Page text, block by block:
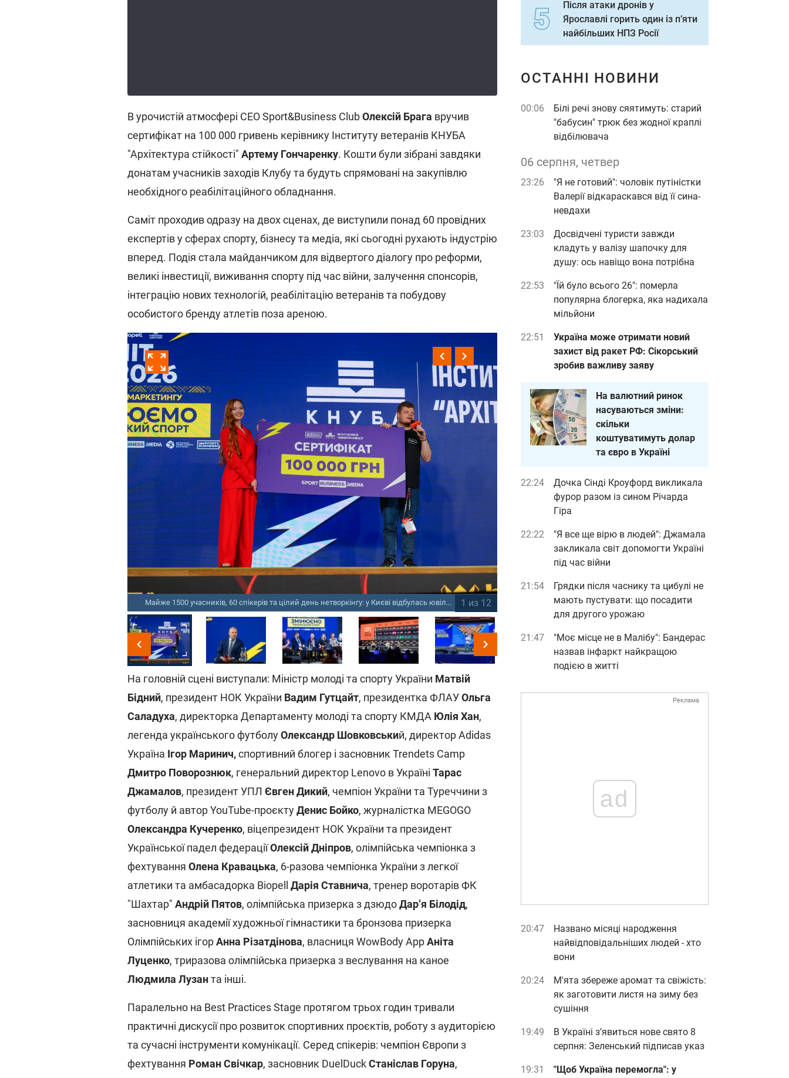
В урочистій атмосфері CEO Sport&Business ClubОлексій Брага вручив
сертифікат на 100 000 гривень керівнику Інституту ветеранів КНУБА
"Архітектура стійкості" Артему Гончаренку. Кошти були зібрані завдяки
донатам учасників заходів Клубу та будуть спрямовані на закупівлю
необхідного реабілітаційного обладнання.
Саміт проходив одразу на двох сценах, де виступили понад 60 провідних
експертів у сферах спорту, бізнесу та медіа, які сьогодні рухають індустрію
вперед. Подія стала майданчиком для відвертого діалогу про реформи,
великі інвестиції, виживання спорту під час війни, залучення спонсорів,
інтеграцію нових технологій, реабілітацію ветеранів та побудову
особистого бренду атлетів поза ареною.
Майже 1500 учасників, 60 спікерів та цілий день нетворкінгу: у Києві відбулась ювілейна конференція зі спортивного маркетингу SBC Summit Ukraine 2026 1 из 12
На головній сцені виступали: Міністр молоді та спорту України Матвій
Бідний, президент НОК України Вадим Гутцайт, президентка ФЛАУОльга
Саладуха, директорка Департаменту молоді та спорту КМДА Юлія Хан,
легенда українського футболуОлександр Шовковський, директор Adidas
Україна Ігор Маринич,спортивний блогер і засновник Trendets Camp
Дмитро Поворознюк, генеральний директор Lenovo в Україні Тарас
Джамалов, президент УПЛ Євген Дикий, чемпіон України та Туреччини з
футболу й автор YouTube-проєктуДенис Бойко, журналістка MEGOGO
Олександра Кучеренко, віцепрезидент НОК України та президент
Української падел федераціїОлексій Дніпров, олімпійська чемпіонка з
фехтування Олена Кравацька, 6-разова чемпіонка України з легкої
атлетики та амбасадорка Biopell Дарія Ставнича, тренер воротарів ФК
"Шахтар" Андрій Пятов, олімпійська призерка з дзюдоДар’я Білодід,
засновниця академії художньої гімнастики та бронзова призерка
Олімпійських ігорАнна Різатдінова, власниця WowBody AppАніта
Луценко, триразова олімпійська призерка з веслування на каное
Людмила Лузанта інші.
Паралельно на Best Practices Stage протягом трьох годин тривали
практичні дискусії про розвиток спортивних проєктів, роботу з аудиторією
та сучасні інструменти комунікації. Серед спікерів: чемпіон Європи з
фехтування Роман Свічкар, засновник DuelDuckСтаніслав Горуна,
Після атаки дронів у
Ярославлі горить один із п’яти
найбільших НПЗ Росії
ОСТАННІ НОВИНИ
00:06
Білі речі знову сяятимуть: старий
"бабусин" трюк без жодної краплі
відбілювача
06 серпня, четвер
23:26
"Я не готовий": чоловік путіністки
Валерії відкараскався від її сина-
невдахи
23:03
Досвідчені туристи завжди
кладуть у валізу шапочку для
душу: ось навіщо вона потрібна
22:53
"Їй було всього 26": померла
популярна блогерка, яка надихала
мільйони
22:51
Україна може отримати новий
захист від ракет РФ: Сікорський
зробив важливу заяву
На валютний ринок
насуваються зміни:
скільки
коштуватимуть долар
та євро в Україні
22:24
Дочка Сінді Кроуфорд викликала
фурор разом із сином Річарда
Гіра
22:22
"Я все ще вірю в людей": Джамала
закликала світ допомогти Україні
під час війни
21:54
Грядки після часнику та цибулі не
мають пустувати: що посадити
для другого урожаю
21:47
"Моє місце не в Малібу": Бандерас
назвав інфаркт найкращою
подією в житті
Реклама
ad
20:47
Названо місяці народження
найвідповідальніших людей - хто
вони
20:24
М'ята збереже аромат та свіжість:
як заготовити листя на зиму без
сушіння
19:49
В Україні з’явиться нове свято 8
серпня: Зеленський підписав указ
19:31 "Щоб Україна перемогла": у